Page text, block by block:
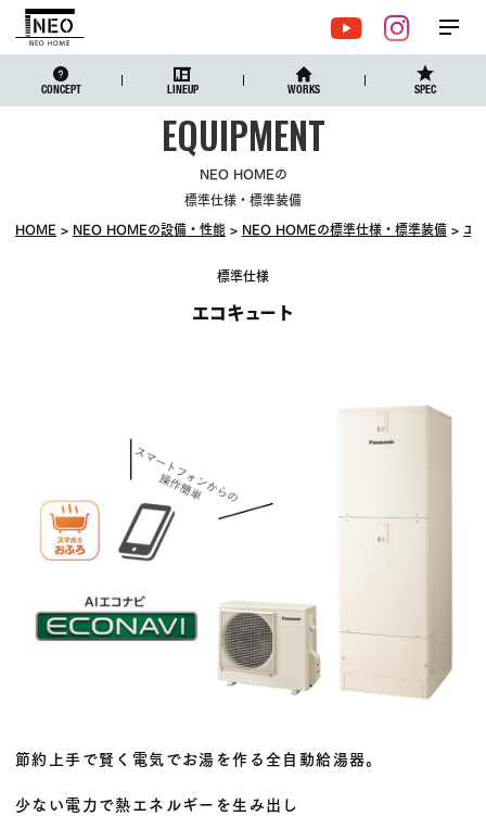
CONCEPT LINEUP WORKS SPEC
YouTube
メ
NEO HOMEの
標準仕様・標準装備
HOME
NEO HOMEの設備・性能 NEO HOMEの標準仕様・標準装備 エ
標準仕様
エコキュート
節約上手で賢く電気でお湯を作る全自動給湯器。
少ない電力で熱エネルギーを生み出し